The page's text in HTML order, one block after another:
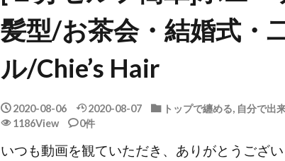
髪型/お茶会・結婚式・
ル/Chie’s Hair
2020-08-06 2020-08-07 トップで纏める, 自分で出
1186View
0件